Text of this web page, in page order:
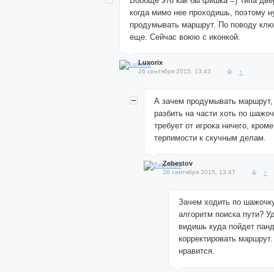
когда мимо нее проходишь, поэтому
продумывать маршрут. По поводу
еще. Сейчас воюю с иконкой.
Luxorix
26 сентября 2015, 13:43 ↑
А зачем продумывать
разбить на части хоть по
требует от игрока ничего,
терпимости к скучным делам.
Zebestov
26 сентября 2015, 13:47 ↑
Зачем ходить по
алгоритм поиска пути?
видишь куда пойдет
корректировать
нравится.